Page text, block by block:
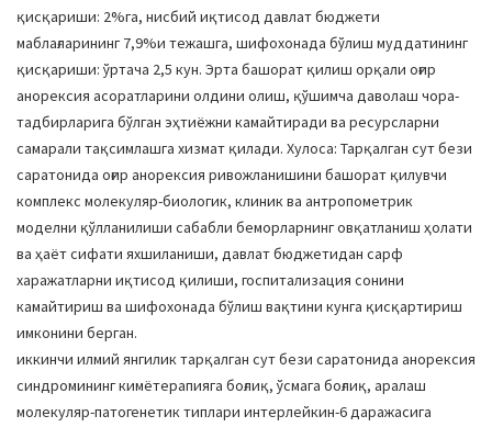
қисқариши: 2%га, нисбий иқтисод давлат бюджети
маблағларининг 7,9%и тежашга, шифохонада бўлиш муддатининг
қисқариши: ўртача 2,5 кун. Эрта башорат қилиш орқали оғир
анорексия асоратларини олдини олиш, қўшимча даволаш чора-
тадбирларига бўлган эҳтиёжни камайтиради ва ресурсларни
самарали тақсимлашга хизмат қилади. Хулоса: Тарқалган сут бези
саратонида оғир анорексия ривожланишини башорат қилувчи
комплекс молекуляр-биологик, клиник ва антропометрик
моделни қўлланилиши сабабли беморларнинг овқатланиш ҳолати
ва ҳаёт сифати яхшиланиши, давлат бюджетидан сарф
харажатларни иқтисод қилиши, госпитализация сонини
камайтириш ва шифохонада бўлиш вақтини кунга қисқартириш
имконини берган.
иккинчи илмий янгилик тарқалган сут бези саратонида анорексия
синдромининг кимётерапияга боғлиқ, ўсмага боғлиқ, аралаш
молекуляр-патогенетик типлари интерлейкин-6 даражасига